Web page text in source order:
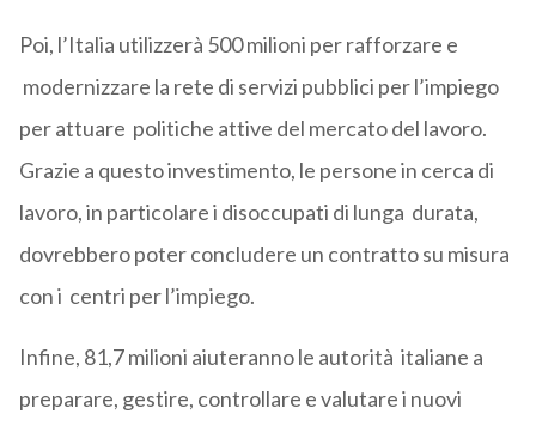
Poi, l’Italia utilizzerà 500 milioni per rafforzare e
modernizzare la rete di servizi pubblici per l’impiego
per attuare politiche attive del mercato del lavoro.
Grazie a questo investimento, le persone in cerca di
lavoro, in particolare i disoccupati di lunga durata,
dovrebbero poter concludere un contratto su misura
con i centri per l’impiego.
Infine, 81,7 milioni aiuteranno le autorità italiane a
preparare, gestire, controllare e valutare i nuovi